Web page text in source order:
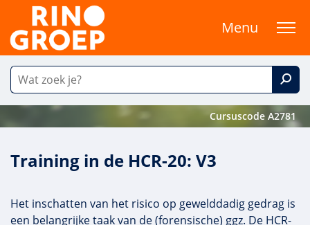
Menu
Cursuscode A2781
Training in de HCR-20: V3
Het inschatten van het risico op gewelddadig gedrag is
een belangrijke taak van de (forensische) ggz. De HCR-